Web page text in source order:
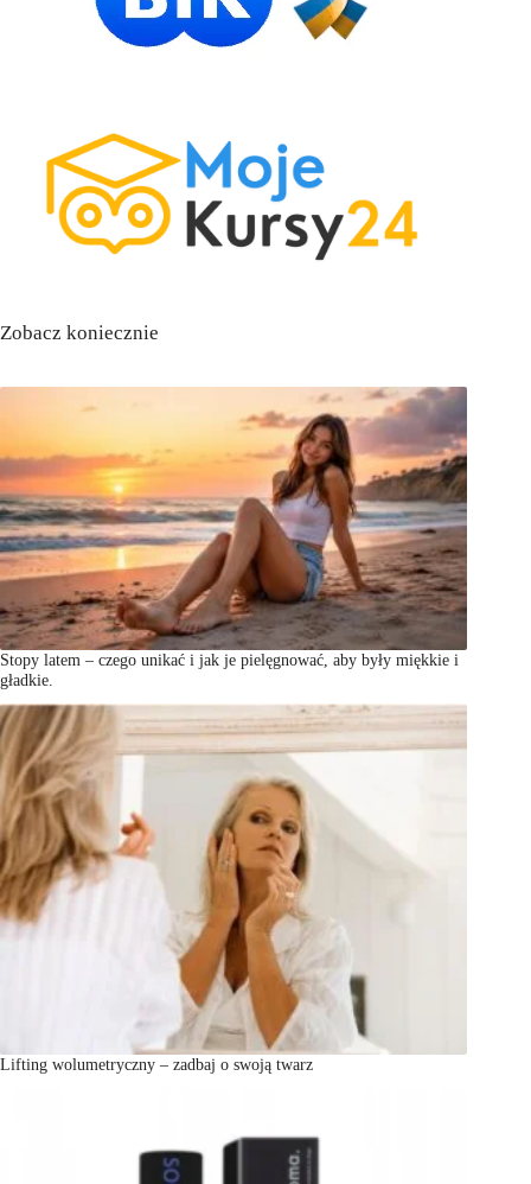
Zobacz koniecznie
Stopy latem – czego unikać i jak je pielęgnować, aby były miękkie i
gładkie.
Lifting wolumetryczny – zadbaj o swoją twarz